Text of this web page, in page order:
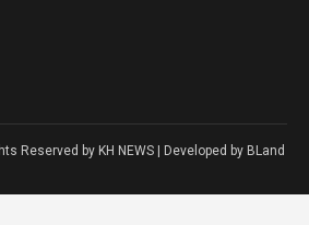
Reserved by KH NEWS | Developed by BLand